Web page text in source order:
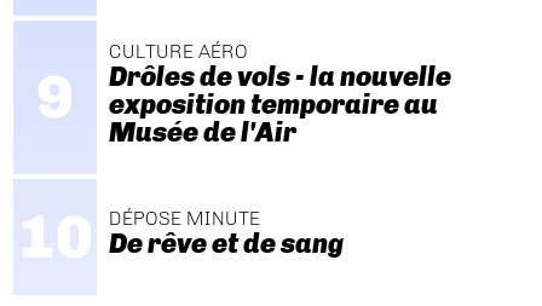
CULTURE AÉRO
Drôles de vols - la nouvelle
exposition temporaire au
Musée de l'Air
DÉPOSE MINUTE
De rêve et de sang